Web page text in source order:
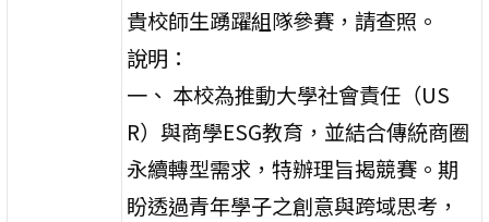
貴校師生踴躍組隊參賽，請查照。
說明：
一、 本校為推動大學社會責任（US
R）與商學ESG教育，並結合傳統商圈
永續轉型需求，特辦理旨揭競賽。期
盼透過青年學子之創意與跨域思考，